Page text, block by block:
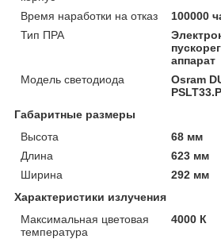
Время наработки на отказ
100000
Тип ПРА
аппарат
Модель светодиода
Osram
Габаритные размеры
Высота
68 мм
Длина
623 мм
Ширина
292 мм
Характеристики излучения
Максимальная цветовая
температура
4000 К